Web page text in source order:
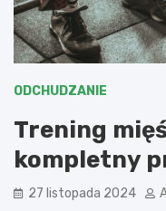
ODCHUDZANIE
Trening
kompletny
27 listopada 2024